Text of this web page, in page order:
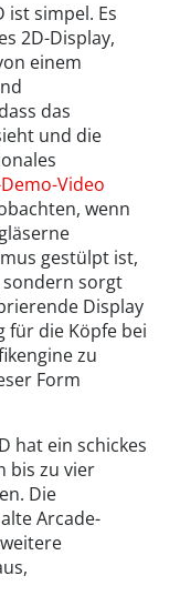
ist simpel. Es
2D-Display,
einem
das
und die
Video
wenn
gestülpt ist,
sorgt
Display
für die Köpfe bei
zu
Form
hat ein schickes
bis zu vier
Die
Arcade-